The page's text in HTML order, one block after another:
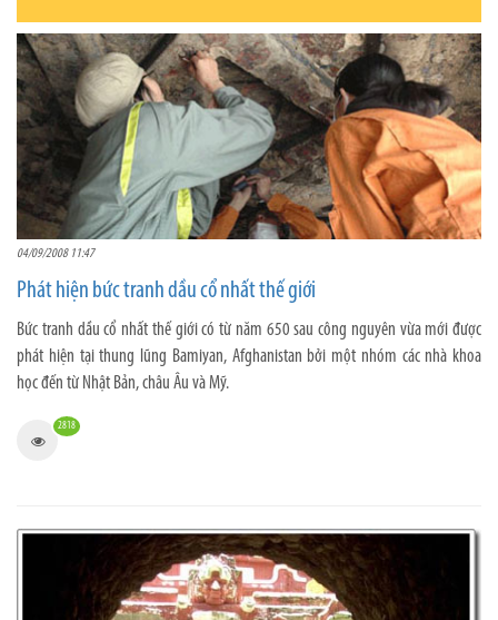
04/09/2008 11:47
Phát hiện bức tranh dầu cổ nhất thế giới
Bức tranh dầu cổ nhất thế giới có từ năm 650 sau công nguyên vừa mới được
phát hiện tại thung lũng Bamiyan, Afghanistan bởi một nhóm các nhà khoa
học đến từ Nhật Bản, châu Âu và Mỹ.
2818